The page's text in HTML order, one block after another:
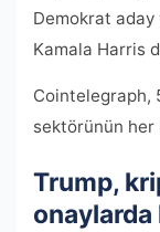
Demokrat aday
Kamala Harris
Cointelegraph,
sektörünün
Trump,